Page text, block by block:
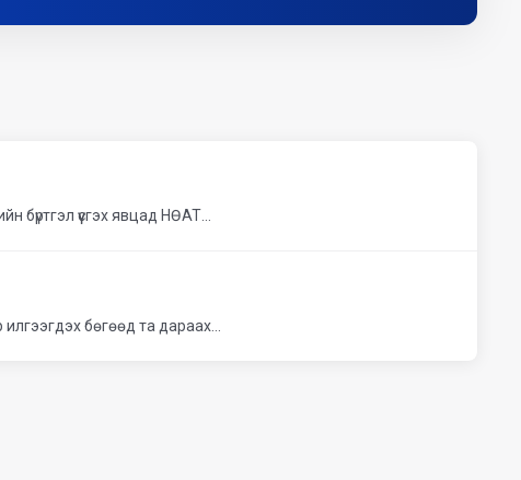
үүсгэх явцад НӨАТ...
бөгөөд та дараах...